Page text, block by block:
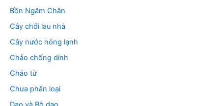
Bồn Ngâm Chân
Cây chổi lau nhà
Cây nước nóng lạnh
Chảo chống dính
Chảo từ
Chưa phân loại